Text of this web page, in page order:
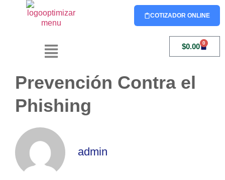
COTIZADOR ONLINE
$0.00 0
Prevención Contra el
Phishing
admin